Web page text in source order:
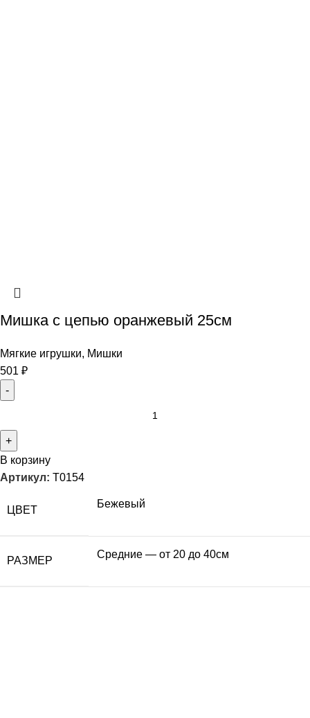
Мишка с цепью оранжевый 25см
Мягкие игрушки, Мишки
501 ₽
В корзину
Артикул: T0154
ЦВЕТ
Бежевый
РАЗМЕР
Средние — от 20 до 40см